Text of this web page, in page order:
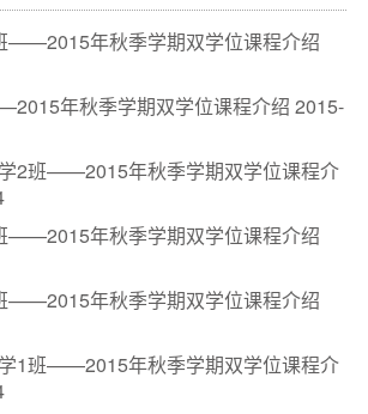
——2015年秋季学期双学位课程介绍
年秋季学期双学位课程介绍 2015-
2班——2015年秋季学期双学位课程介
——2015年秋季学期双学位课程介绍
——2015年秋季学期双学位课程介绍
1班——2015年秋季学期双学位课程介